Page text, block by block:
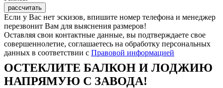
рассчитать
Если у Вас нет эскизов, впишите номер телефона и менеджер
перезвонит Вам для выяснения размеров!
Оставляя свои контактные данные, вы подтверждаете свое
совершеннолетие, соглашаетесь на обработку персональных
данных в соответствии с Правовой информацией
ОСТЕКЛИТЕ БАЛКОН И ЛОДЖИЮ
НАПРЯМУЮ С ЗАВОДА!